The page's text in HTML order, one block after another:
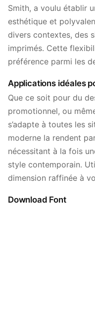
Smith, a voulu établir
esthétique et
divers contextes, des
imprimés. Cette
préférence parmi les
Applications idéales
Que ce soit pour du
promotionnel, ou
s’adapte à toutes les
moderne la rendent
nécessitant à la fois
style contemporain.
dimension raffinée à
Download Font